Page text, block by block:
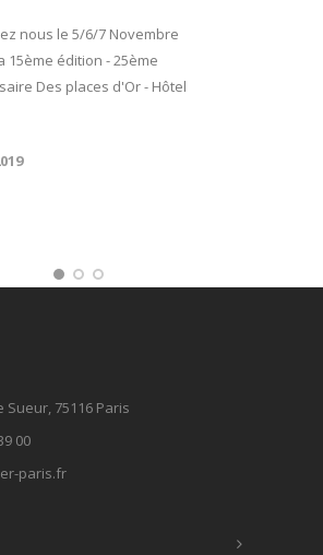
nous le 5/6/7 Novembre
15ème édition - 25ème
Des places d'Or - Hôtel
Sueur, 75116 Paris
00
paris.fr